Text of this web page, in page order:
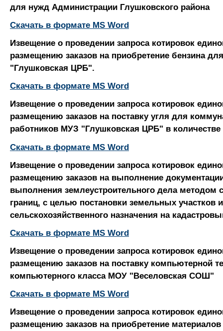
для нужд Администрации Глушковского района
Скачать в формате MS Word
Извещение о проведении запроса котировок
размещению заказов на приобретение бензина
"Глушковская ЦРБ".
Скачать в формате MS Word
Извещение о проведении запроса котировок
размещению заказов на поставку угля для
работников МУЗ "Глушковская ЦРБ" в количестве
Скачать в формате MS Word
Извещение о проведении запроса котировок
размещению заказов на выполнение
выполнения землеустроительного дела методом
границ, с целью постановки земельных участков
сельскохозяйственного назначения на
Скачать в формате MS Word
Извещение о проведении запроса котировок
размещению заказов на поставку компьютерной
компьютерного класса МОУ "Веселовская СОШ"
Скачать в формате MS Word
Извещение о проведении запроса котировок
размещению заказов на приобретение